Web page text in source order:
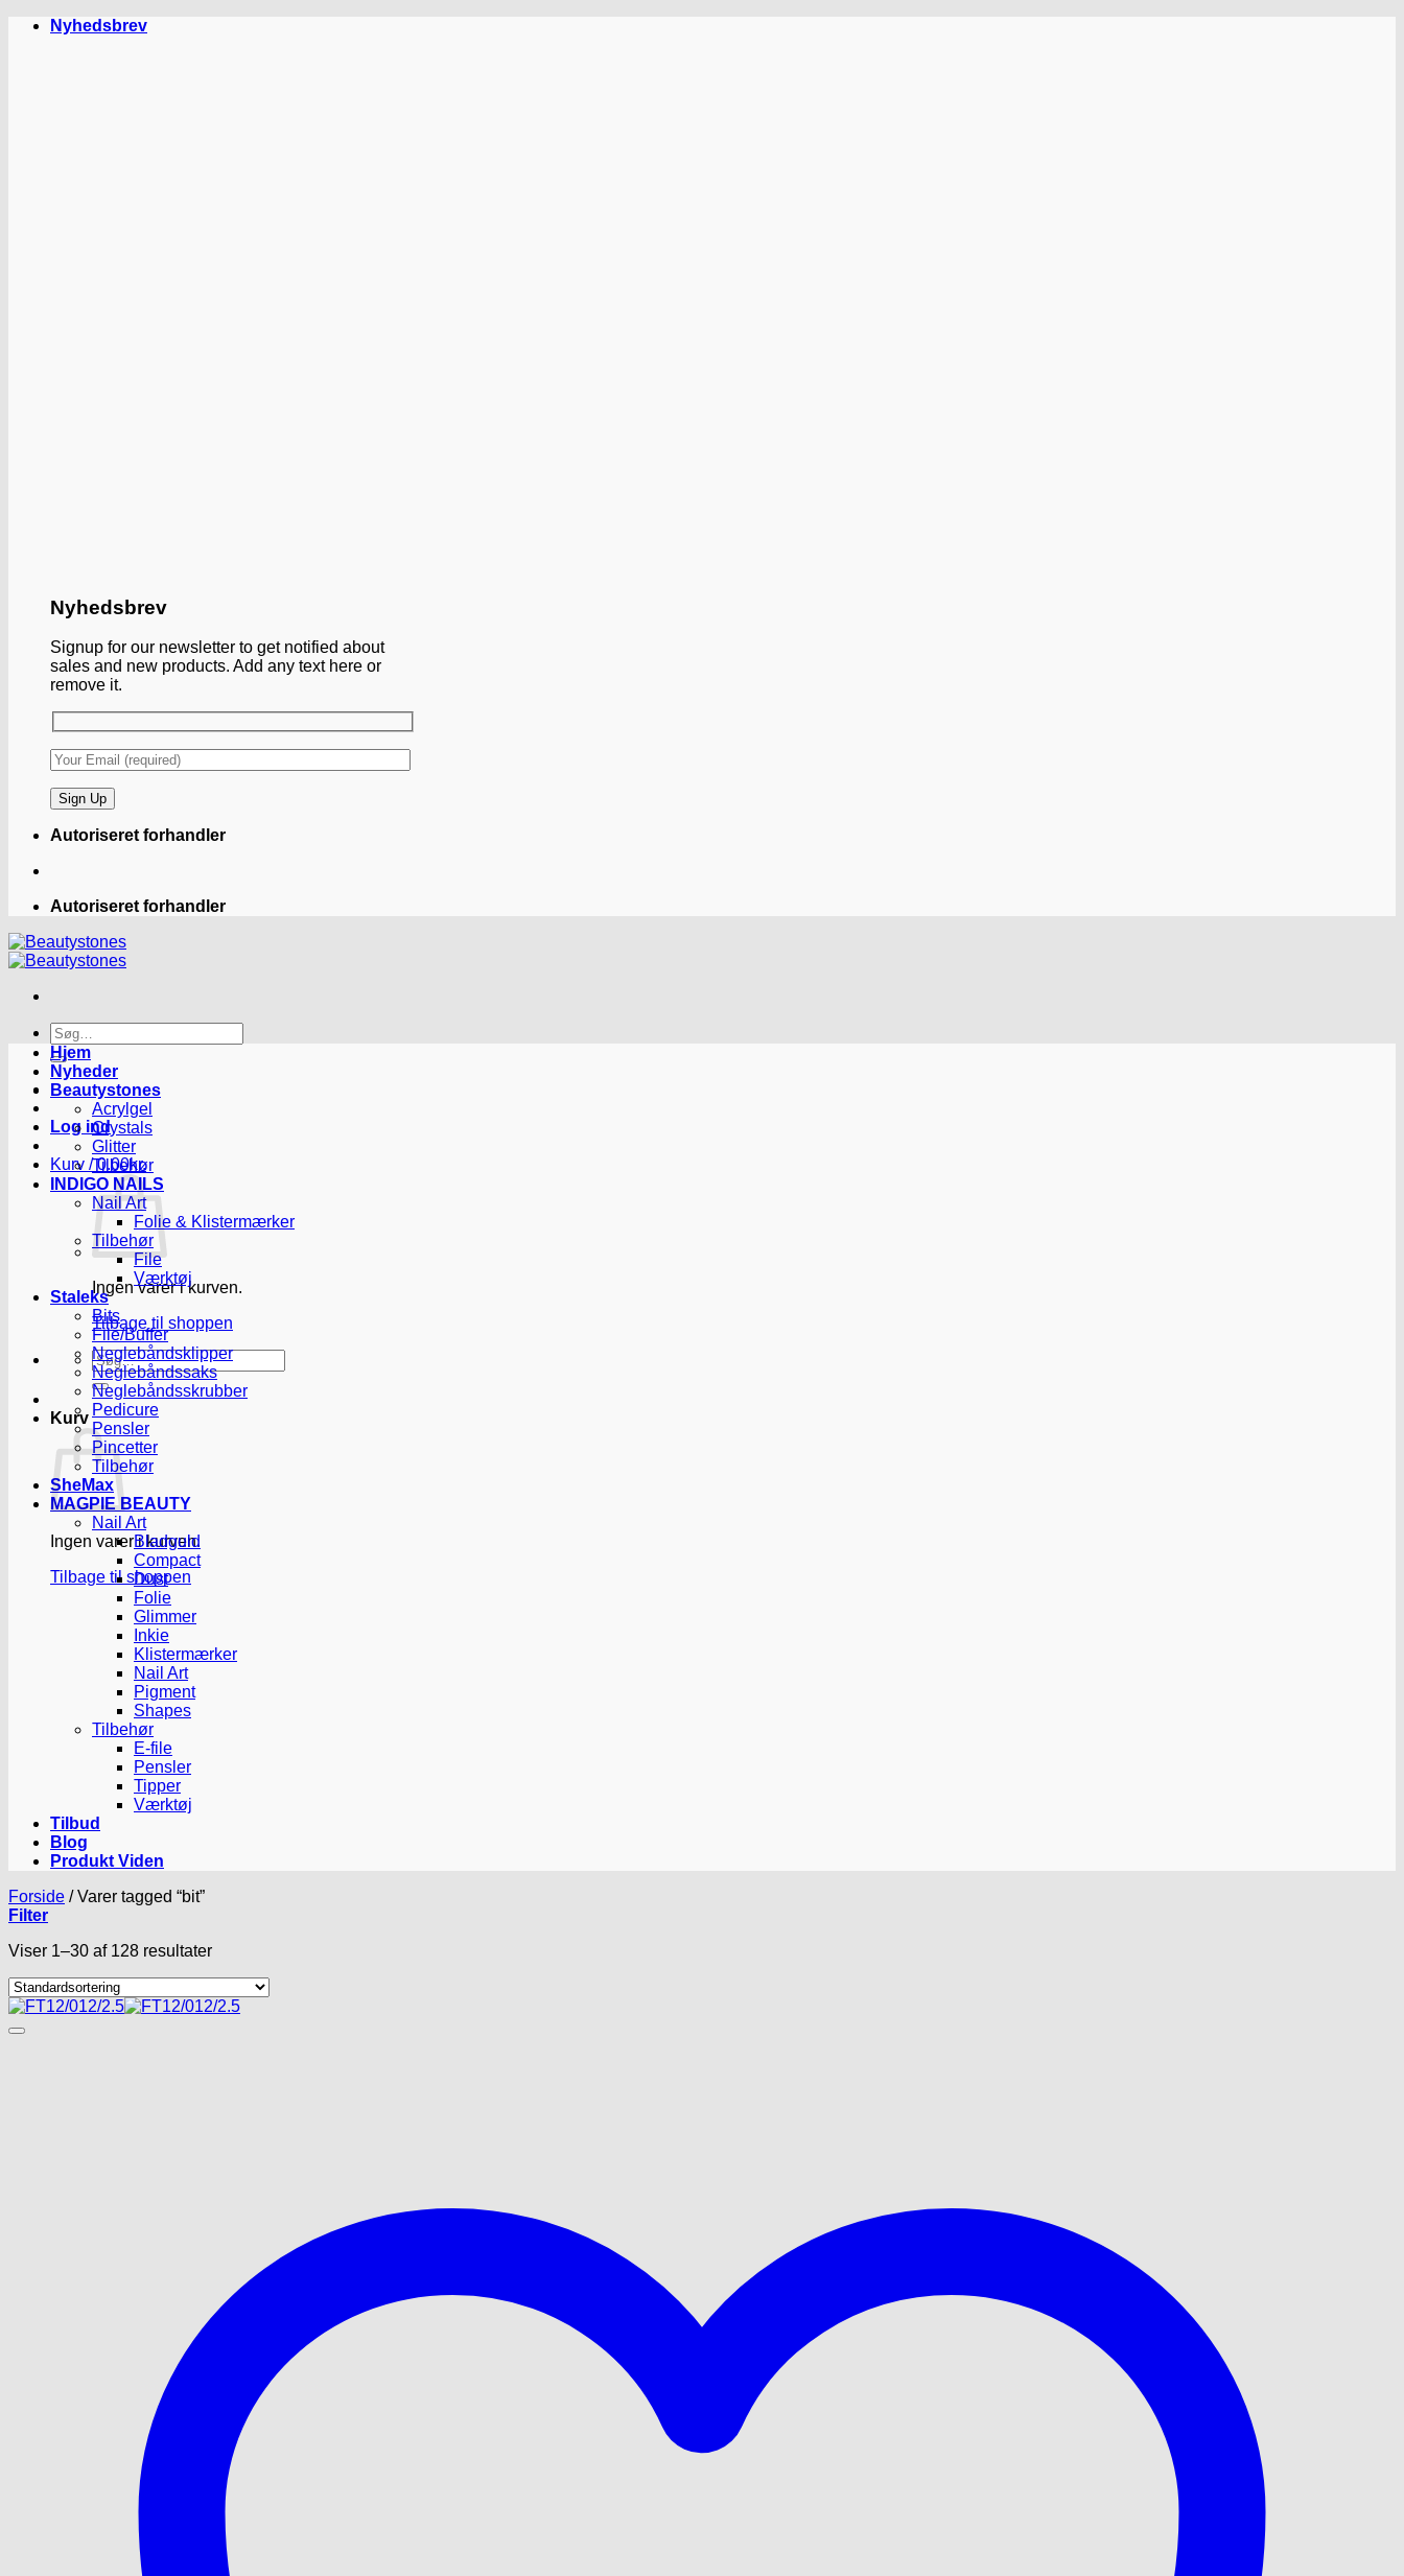
FortsætNyhedsbrev
Nyhedsbrev
Signup for our newsletter to get notified about
sales and new products. Add any text here or
remove it.
Autoriseret forhandler
Autoriseret forhandler
Søg
efter:
Log ind
Kurv /0.00kr.
Ingen varer i kurven.
Tilbage til shoppen
Søg
efter:
Kurv
Ingen varer i kurven.
Tilbage til shoppen
Hjem
Nyheder
Beautystones
Acrylgel
Crystals
Glitter
Tilbehør
INDIGO NAILS
Nail Art
Folie & Klistermærker
Tilbehør
File
Værktøj
Staleks
Bits
File/Buffer
Neglebåndsklipper
Neglebåndssaks
Neglebåndsskrubber
Pedicure
Pensler
Pincetter
Tilbehør
SheMax
MAGPIE BEAUTY
Nail Art
Bladguld
Compact
Dust
Folie
Glimmer
Inkie
Klistermærker
Nail Art
Pigment
Shapes
Tilbehør
E-file
Pensler
Tipper
Værktøj
Tilbud
Blog
Produkt Viden
Forside /Varer tagged “bit”
Filter
Viser 1–30 af 128 resultater